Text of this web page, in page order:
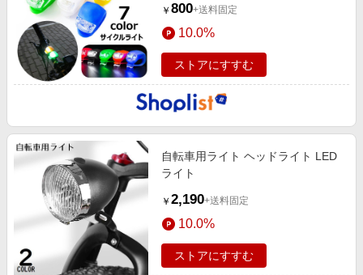
￥ 800+送料固定
10.0%
ストアにすすむ
自転車用ライト ヘッドライト LED
ライト
￥ 2,190+送料固定
10.0%
ストアにすすむ